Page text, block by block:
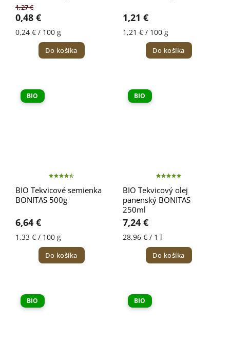
1,27 €
0,48 €
0,24 € / 100 g
Do košíka
1,21 €
1,21 € / 100 g
Do košíka
BIO
BIO Tekvicové semienka
BONITAS 500g
6,64 €
1,33 € / 100 g
Do košíka
BIO
BIO Tekvicový olej
panenský BONITAS
250ml
7,24 €
28,96 € / 1 l
Do košíka
BIO BIO